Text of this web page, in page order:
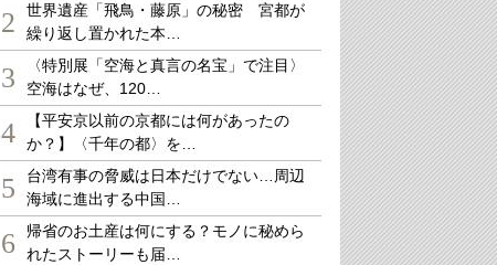
2
世界遺産「飛鳥・藤原」の秘密 宮都が
繰り返し置かれた本…
3
〈特別展「空海と真言の名宝」で注目〉
空海はなぜ、120…
4
【平安京以前の京都には何があったの
か？】〈千年の都〉を…
5
台湾有事の脅威は日本だけでない…周辺
海域に進出する中国…
6
帰省のお土産は何にする？モノに秘めら
れたストーリーも届…